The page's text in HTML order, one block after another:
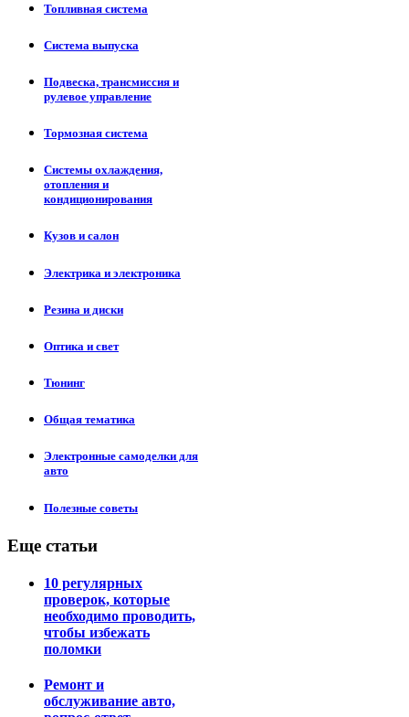
Топливная система
Система выпуска
Подвеска, трансмиссия и
рулевое управление
Тормозная система
Системы охлаждения,
отопления и
кондиционирования
Кузов и салон
Электрика и электроника
Резина и диски
Оптика и свет
Тюнинг
Общая тематика
Электронные самоделки для
авто
Полезные советы
Еще статьи
10 регулярных
проверок, которые
необходимо проводить,
чтобы избежать
поломки
Ремонт и
обслуживание авто,